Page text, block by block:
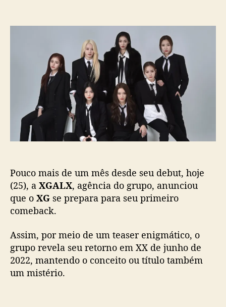
e
p
u
b
l
i
c
a
ç
G
n
o
v
o
g
i
r
g
u
p
n
c
i
Pouco mais de um mês desde seu debut, hoje
(25), a XGALX, agência do grupo, anunciou
que o XG se prepara para seu primeiro
comeback.
Assim, por meio de um teaser enigmático, o
grupo revela seu retorno em XX de junho de
2022, mantendo o conceito ou título também
um mistério.